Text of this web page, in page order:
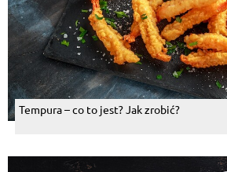
Tempura – co to jest? Jak zrobić?